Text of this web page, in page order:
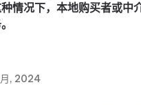
情况下，本地购买者或中
, 2024